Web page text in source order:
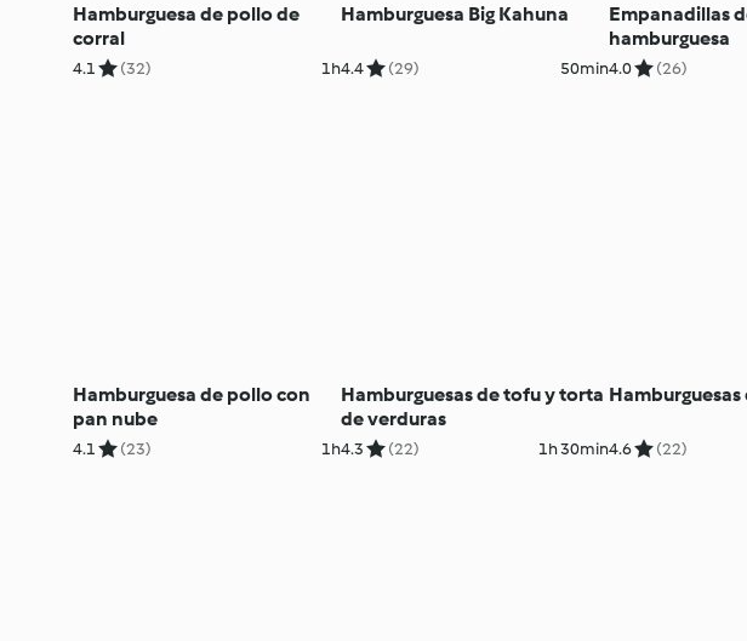
Hamburguesa de pollo de
corral
4.1 (32) 1h
Hamburguesa Big Kahuna
4.4 (29) 50min
Empanadillas
hamburguesa
4.0 (26)
Hamburguesa de pollo con
pan nube
4.1 (23) 1h
Hamburguesas de tofu y torta
de verduras
4.3 (22) 1h 30min4.6 (22)